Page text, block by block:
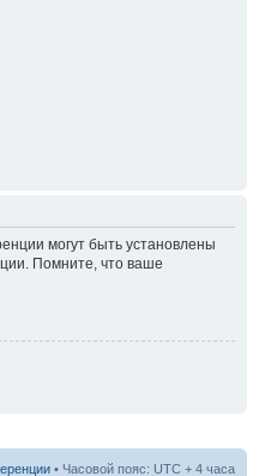
могут быть установлены
Помните, что ваше
• Часовой пояс: UTC + 4 часа